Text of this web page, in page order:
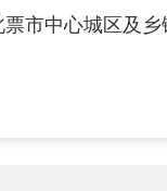
市中心城区及